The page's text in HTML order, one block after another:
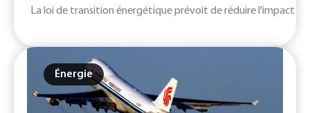
La loi de transition énergétique prévoit de réduire l'impact
Énergie